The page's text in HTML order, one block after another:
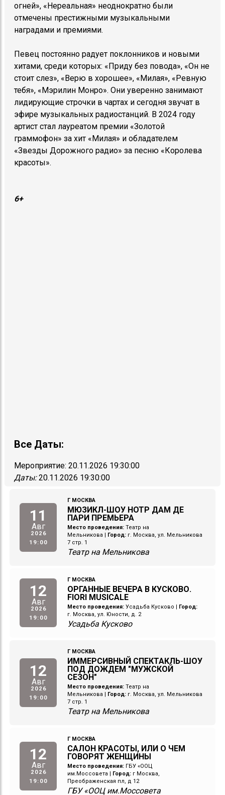
огней», «Нереальная» неоднократно были
отмечены престижными музыкальными
наградами и премиями.
Певец постоянно радует поклонников и новыми
хитами, среди которых: «Приду без повода», «Он не
стоит слез», «Верю в хорошее», «Милая», «Ревную
тебя», «Мэрилин Монро». Они уверенно занимают
лидирующие строчки в чартах и сегодня звучат в
эфире музыкальных радиостанций. В 2024 году
артист стал лауреатом премии «Золотой
граммофон» за хит «Милая» и обладателем
«Звезды Дорожного радио» за песню «Королева
красоты».
6+
Все Даты:
Мероприятие:20.11.2026 19:30:00
Даты:20.11.2026 19:30:00
11
Авг
2026
19:00
Г МОСКВА
МЮЗИКЛ-ШОУ НОТР ДАМ ДЕ
ПАРИ ПРЕМЬЕРА
Место проведения: Театр на
Мельникова | Город: г. Москва, ул. Мельникова
7 стр. 1
Театр на Мельникова
12
Авг
2026
19:00
Г МОСКВА
ОРГАННЫЕ ВЕЧЕРА В КУСКОВО.
FIORI MUSICALE
Место проведения: Усадьба Кусково | Город:
г. Москва, ул. Юности, д. 2
Усадьба Кусково
12
Авг
2026
19:00
Г МОСКВА
ИММЕРСИВНЫЙ СПЕКТАКЛЬ-ШОУ
ПОД ДОЖДЕМ "МУЖСКОЙ
СЕЗОН"
Место проведения: Театр на
Мельникова | Город: г. Москва, ул. Мельникова
7 стр. 1
Театр на Мельникова
12
Авг
2026
19:00
Г МОСКВА
САЛОН КРАСОТЫ, ИЛИ О ЧЕМ
ГОВОРЯТ ЖЕНЩИНЫ
Место проведения: ГБУ «ООЦ
им.Моссовета | Город: г Москва,
Преображенская пл, д 12
ГБУ «ООЦ им.Моссовета